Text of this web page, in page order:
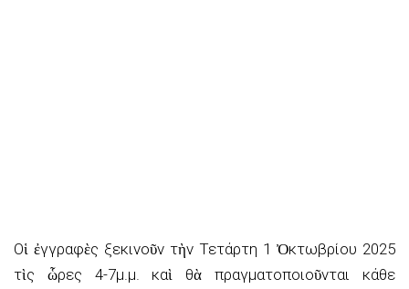
Οἱ ἐγγραφὲς ξεκινοῦν τὴν Τετάρτη 1 Ὀκτωβρίου 2025
τὶς ὧρες 4-7μ.μ. καὶ θὰ πραγματοποιοῦνται κάθε